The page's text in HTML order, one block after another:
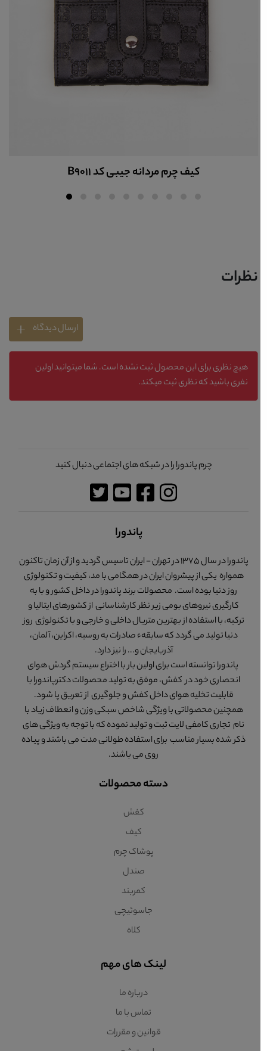
کیف چرم مردانه جیبی کد B9011
نظرات
ارسال دیدگاه
هیچ نظری برای این محصول ثبت نشده است. شما میتوانید اولین
نفری باشید که نظری ثبت میکند.
چرم پاندورا را در شبکه های اجتماعی دنبال کنید
پاندورا
پاندورا در سال 1375 در تهران - ایران تاسیس گردید و از آن زمان تاکنون
همواره یکی از پیشروان ایران در همگامی با مد، کیفیت و تکنولوژی
روز دنیا بوده است. محصولات برند پاندورا در داخل کشور و با به
کارگیری نیروهای بومی زیر نظر کارشناسانی از کشورهای ایتالیا و
ترکیه، با استفاده از بهترین متریال داخلی و خارجی و با تکنولوژی روز
دنیا تولید می گردد که سابقهء صادرات به روسیه، اکراین، آلمان،
آذربایجان و... را نیز دارد.
پاندورا توانسته است برای اولین بار با اختراع سیستم گردش هوای
انحصاری خود در کفش، موفق به تولید محصولات دکترپاندورا با
قابلیت تخلیه هوای داخل کفش و جلوگیری از تعریق پا شود.
همچنین محصولاتی با ویژگی شاخص سبکی وزن و انعطاف زیاد با
نام تجاری کامفی لایت ثبت و تولید نموده که با توجه به ویژگی های
ذکر شده بسیار مناسب برای استفاده طولانی مدت می باشند و پیاده
روی می باشند.
دسته محصولات
کفش
کیف
پوشاک چرم
صندل
کمربند
جاسوئیچی
کلاه
لینک های مهم
درباره ما
تماس با ما
قوانین و مقررات